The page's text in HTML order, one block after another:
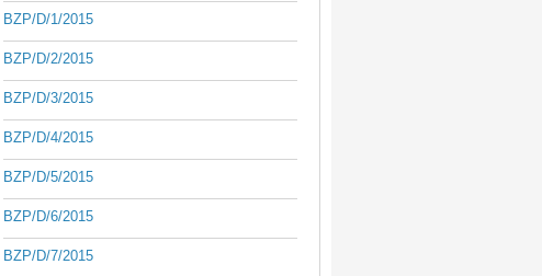
BZP/D/1/2015
BZP/D/2/2015
BZP/D/3/2015
BZP/D/4/2015
BZP/D/5/2015
BZP/D/6/2015
BZP/D/7/2015